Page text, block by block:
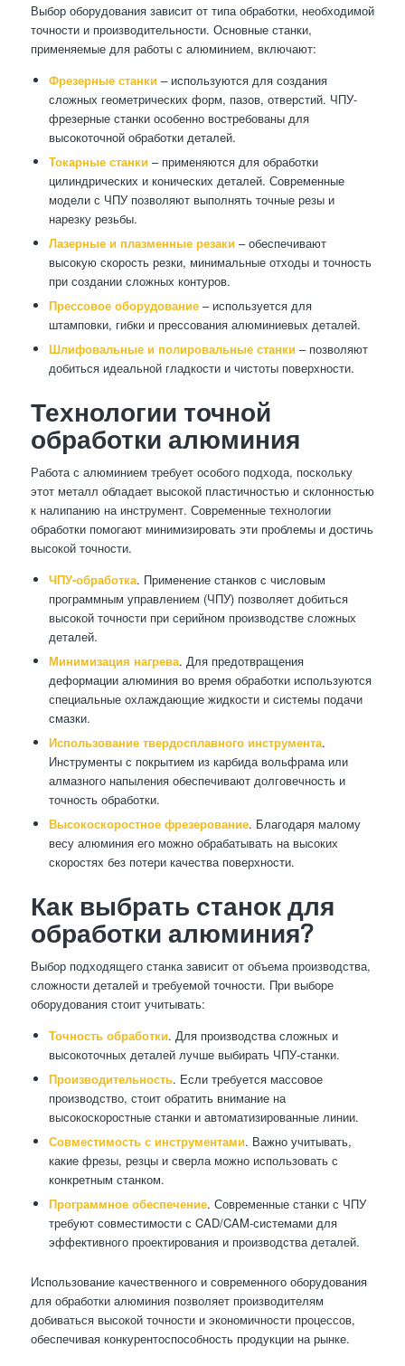
Выбор оборудования зависит от типа обработки, необходимой
точности и производительности. Основные станки,
применяемые для работы с алюминием, включают:
Фрезерные станки – используются для создания
сложных геометрических форм, пазов, отверстий. ЧПУ-
фрезерные станки особенно востребованы для
высокоточной обработки деталей.
Токарные станки – применяются для обработки
цилиндрических и конических деталей. Современные
модели с ЧПУ позволяют выполнять точные резы и
нарезку резьбы.
Лазерные и плазменные резаки – обеспечивают
высокую скорость резки, минимальные отходы и точность
при создании сложных контуров.
Прессовое оборудование– используется для
штамповки, гибки и прессования алюминиевых деталей.
Шлифовальные и полировальные станки – позволяют
добиться идеальной гладкости и чистоты поверхности.
Технологии точной
обработки алюминия
Работа с алюминием требует особого подхода, поскольку
этот металл обладает высокой пластичностью и склонностью
к налипанию на инструмент. Современные технологии
обработки помогают минимизировать эти проблемы и достичь
высокой точности.
ЧПУ-обработка. Применение станков с числовым
программным управлением (ЧПУ) позволяет добиться
высокой точности при серийном производстве сложных
деталей.
Минимизация нагрева. Для предотвращения
деформации алюминия во время обработки используются
специальные охлаждающие жидкости и системы подачи
смазки.
Использование твердосплавного инструмента.
Инструменты с покрытием из карбида вольфрама или
алмазного напыления обеспечивают долговечность и
точность обработки.
Высокоскоростное фрезерование. Благодаря малому
весу алюминия его можно обрабатывать на высоких
скоростях без потери качества поверхности.
Как выбрать станок для
обработки алюминия?
Выбор подходящего станка зависит от объема производства,
сложности деталей и требуемой точности. При выборе
оборудования стоит учитывать:
Точность обработки. Для производства сложных и
высокоточных деталей лучше выбирать ЧПУ-станки.
Производительность. Если требуется массовое
производство, стоит обратить внимание на
высокоскоростные станки и автоматизированные линии.
Совместимость с инструментами. Важно учитывать,
какие фрезы, резцы и сверла можно использовать с
конкретным станком.
Программное обеспечение. Современные станки с ЧПУ
требуют совместимости с CAD/CAM-системами для
эффективного проектирования и производства деталей.
Использование качественного и современного оборудования
для обработки алюминия позволяет производителям
добиваться высокой точности и экономичности процессов,
обеспечивая конкурентоспособность продукции на рынке.